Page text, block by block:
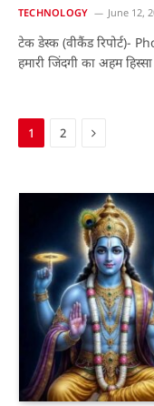
TECHNOLOGY June 12,
टेक डेस्क (वीकैंड रिपोर्ट)-
हमारी जिंदगी का अहम
1 2 Next